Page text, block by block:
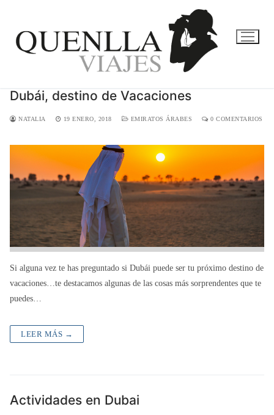
contenido
Dubái, destino de Vacaciones
NATALIA 19 ENERO, 2018 EMIRATOS ÁRABES 0 COMENTARIOS
Si alguna vez te has preguntado si Dubái puede ser tu próximo destino de
vacaciones…te destacamos algunas de las cosas más sorprendentes que te
puedes…
LEER MÁS →
Actividades en Dubai